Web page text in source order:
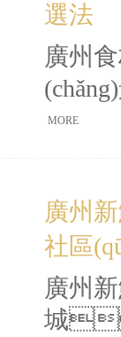
(chǎn)
選法
廣州
MORE
廣州
社區
廣州
城